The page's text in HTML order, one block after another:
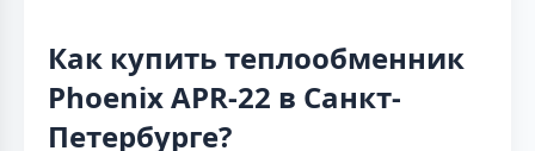
Как купить теплообменник
Phoenix APR-22 в Санкт-
Петербурге?